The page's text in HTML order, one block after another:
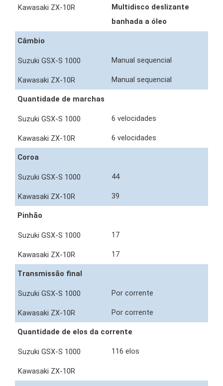
Multidisco deslizante
banhada a óleo
Câmbio
Manual sequencial
Manual sequencial
Quantidade de marchas
6 velocidades
6 velocidades
Coroa
44
39
Pinhão
17
17
Transmissão final
Por corrente
Por corrente
Quantidade de elos da corrente
116 elos